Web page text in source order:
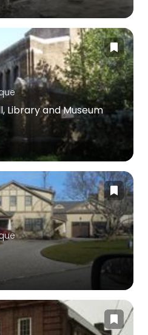
Library and Museum